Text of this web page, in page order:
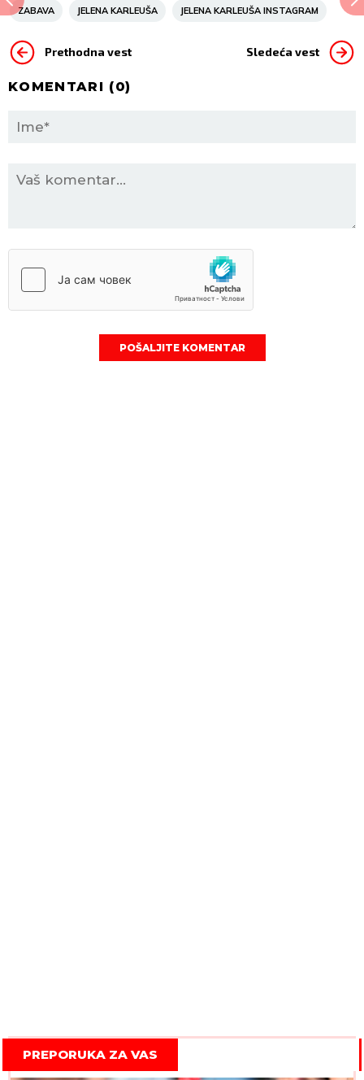
ZABAVA JELENA KARLEUŠA JELENA KARLEUŠA INSTAGRAM
Prethodna vest Sledeća vest
KOMENTARI (0)
POŠALJITE KOMENTAR
PREPORUKA ZA VAS